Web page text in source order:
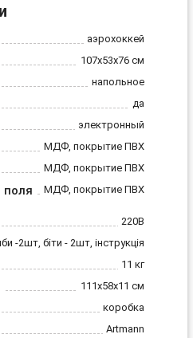
аэрохоккей
107x53x76 см
напольное
да
электронный
МДФ, покрытие ПВХ
МДФ, покрытие ПВХ
поля МДФ, покрытие ПВХ
220В
-2шт, біти - 2шт, інструкція
11 кг
111х58х11 см
коробка
Artmann